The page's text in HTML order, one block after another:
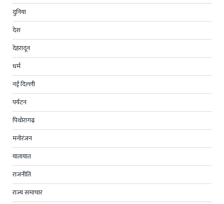
दुनिया
देश
देहरादून
धर्म
नई दिल्ली
पर्यटन
पिथोरागढ़
मनोरंजन
यातायात
राजनीति
राज्य समाचार